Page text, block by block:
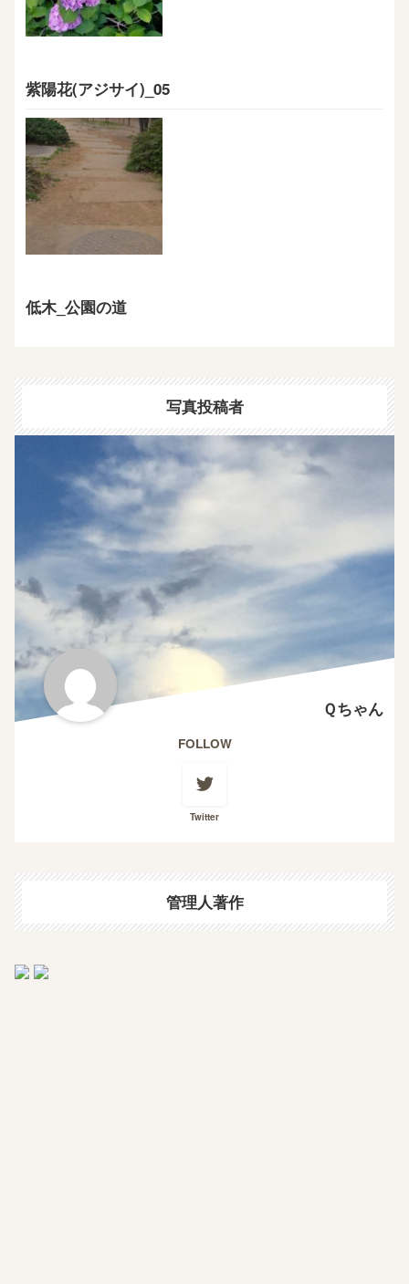
紫陽花(アジサイ)_05
低木_公園の道
写真投稿者
Ｑちゃん
FOLLOW
Twitter
管理人著作